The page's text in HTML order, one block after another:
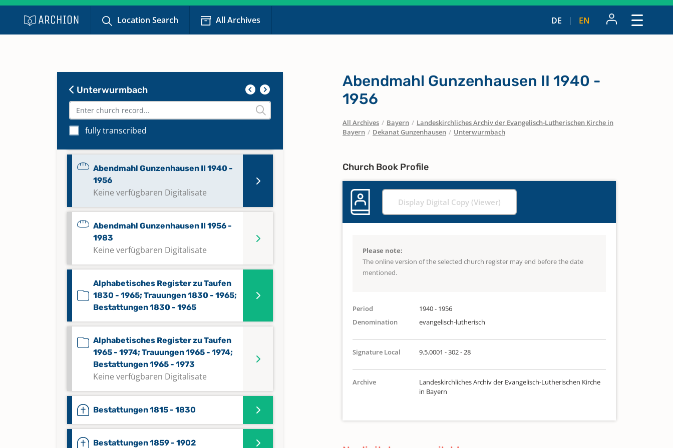
Location Search All Archives DE EN
Unterwurmbach
fully transcribed
1904
Keine verfügbaren Digitalisate
Abendmahl Gunzenhausen II 1925 -
1940
Keine verfügbaren Digitalisate
Abendmahl Gunzenhausen II 1940 -
1956
Keine verfügbaren Digitalisate
Abendmahl Gunzenhausen II 1956 -
1983
Keine verfügbaren Digitalisate
Alphabetisches Register zu Taufen
1830 - 1965; Trauungen 1830 - 1965;
Bestattungen 1830 - 1965
Alphabetisches Register zu Taufen
1965 - 1974; Trauungen 1965 - 1974;
Bestattungen 1965 - 1973
Keine verfügbaren Digitalisate
Bestattungen 1815 - 1830
Bestattungen 1859 - 1902
Abendmahl Gunzenhausen II 1940 -
1956
All Archives / Bayern / Landeskirchliches Archiv der Evangelisch-Lutherischen Kirche in
Bayern / Dekanat Gunzenhausen / Unterwurmbach
Church Book Profile
Display Digital Copy (Viewer)
Please note:
The online version of the selected church register may end before the date
mentioned.
Period
1940 - 1956
Denomination
evangelisch-lutherisch
Signature Local 9.5.0001 - 302 - 28
Archive
Landeskirchliches Archiv der Evangelisch-Lutherischen Kirche
in Bayern